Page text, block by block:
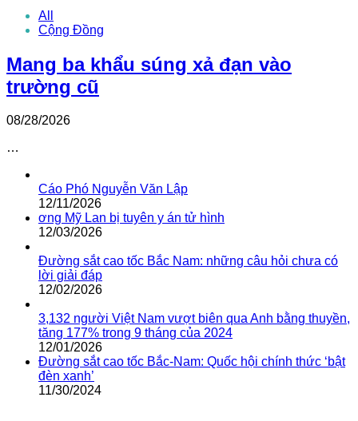
All
Cộng Đồng
Mang ba khẩu súng xả đạn vào
trường cũ
08/28/2026
…
Cáo Phó Nguyễn Văn Lập
12/11/2026
ơng Mỹ Lan bị tuyên y án tử hình
12/03/2026
Đường sắt cao tốc Bắc Nam: những câu hỏi chưa có
lời giải đáp
12/02/2026
3,132 người Việt Nam vượt biên qua Anh bằng thuyền,
tăng 177% trong 9 tháng của 2024
12/01/2026
Đường sắt cao tốc Bắc-Nam: Quốc hội chính thức ‘bật
đèn xanh’
11/30/2024